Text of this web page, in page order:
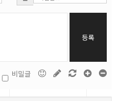
등록
비밀글